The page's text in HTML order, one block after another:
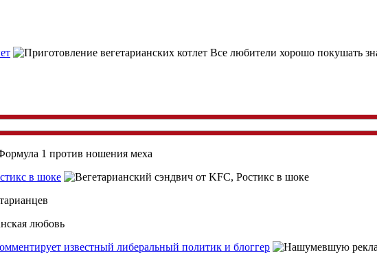
Все любители хорошо покушать
в шоке
известный либеральный политик и блоггер